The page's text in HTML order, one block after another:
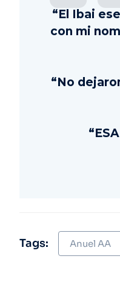
“El Ibai
con mi
“No
Tags: Anuel AA